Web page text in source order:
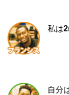
私は
自分